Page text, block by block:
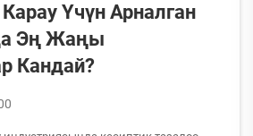
Үчүн Арналган
Эң Жаңы
Кандай?